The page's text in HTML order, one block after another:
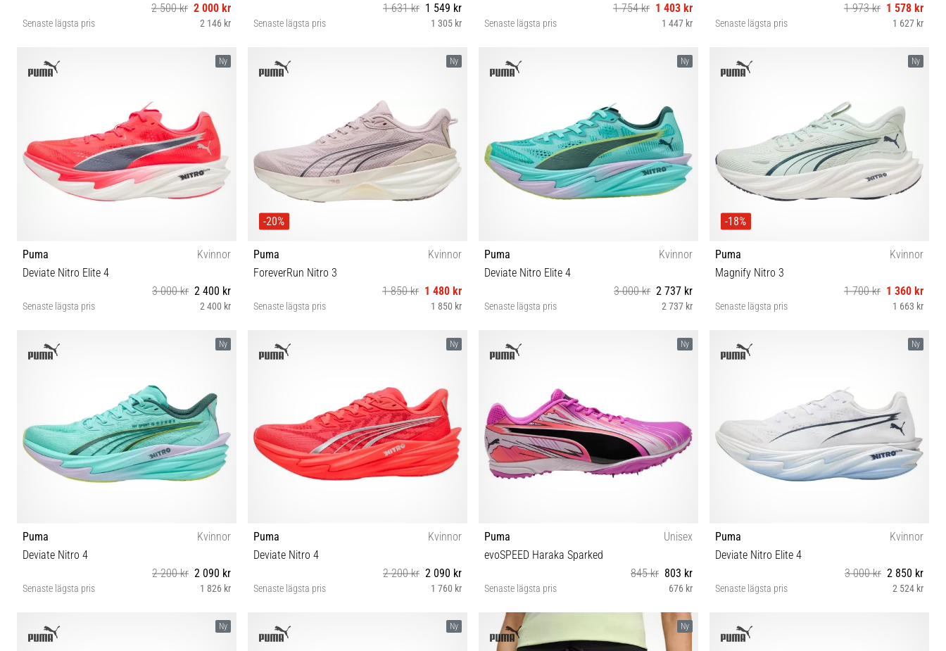
2 500 kr 2 000 kr
Senaste lägsta pris 2 146 kr
1 631 kr 1 549 kr
Senaste lägsta pris 1 305 kr
1 754 kr 1 403 kr
Senaste lägsta pris 1 447 kr
38 38½ 39 40 40½ 41 42 43 44 44½ 45 46 47
1 973 kr 1 578 kr
Senaste lägsta pris 1 627 kr
Ny
Puma
Kvinnor
Deviate Nitro Elite 4
3 000 kr 2 400 kr
Senaste lägsta pris 2 400 kr
Ny
-20%
Puma
Kvinnor
ForeverRun Nitro 3
1 850 kr 1 480 kr
Senaste lägsta pris 1 850 kr
Ny
Puma
Kvinnor
Deviate Nitro Elite 4
3 000 kr 2 737 kr
Senaste lägsta pris 2 737 kr
Ny
-18%
Puma
Kvinnor
Magnify Nitro 3
1 700 kr 1 360 kr
Senaste lägsta pris 1 663 kr
Ny
Puma
Kvinnor
Deviate Nitro 4
2 200 kr 2 090 kr
Senaste lägsta pris 1 826 kr
Ny
Puma
Kvinnor
Deviate Nitro 4
2 200 kr 2 090 kr
Senaste lägsta pris 1 760 kr
Ny
Puma
Unisex
evoSPEED Haraka Sparked
845 kr 803 kr
Senaste lägsta pris 676 kr
Ny
Puma
Kvinnor
Deviate Nitro Elite 4
3 000 kr 2 850 kr
Senaste lägsta pris 2 524 kr
Ny Ny Ny